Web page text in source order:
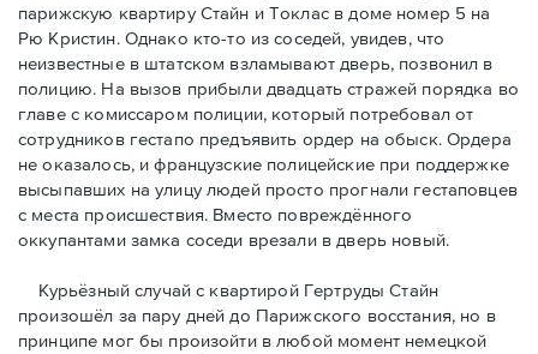
парижскую квартиру Стайн и Токлaс в домe номер 5 на
Рю Кристин. Однако кто-то из соседей, увидев, что
неизвестные в штатском взламывают дверь, позвонил в
полицию. На вызов прибыли двадцать стражей порядка во
главе с комиссаром полиции, который потребовал от
сотрудников гестапо предъявить ордер на обыск. Ордера
не оказалось, и французские полицейские при поддержке
высыпавших на улицу людей просто прогнали гестаповцев
с места происшествия. Вместо повреждённого
оккупантами замка соседи врезали в дверь новый.
Курьёзный случай с квартирой Гертруды Стайн
произошёл за пару дней до Парижского восстания, но в
принципe мог бы произойти в любой момент немецкой